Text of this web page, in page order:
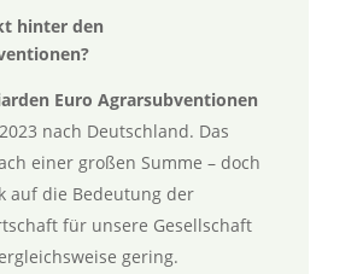
hinter den
Euro Agrarsubventionen
nach Deutschland. Das
einer großen Summe – doch
auf die Bedeutung der
für unsere Gesellschaft
gering.